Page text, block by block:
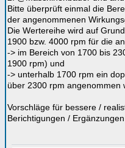
Bitte überprüft einmal die
der angenommenen
Die Wertereihe wird auf
1900 bzw. 4000 rpm für die
-> im Bereich von 1700 bis
1900 rpm) und
-> unterhalb 1700 rpm ein
über 2300 rpm angenommen
Vorschläge für bessere /
Berichtigungen /